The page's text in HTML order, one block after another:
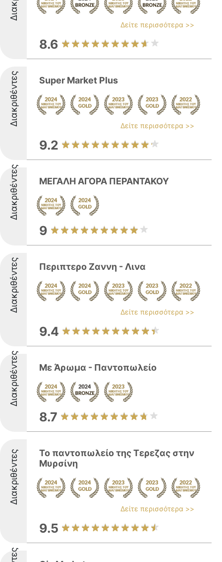
Δείτε περισσότερα >>
8.6
Διακριθέντες Super Market Plus
Δείτε περισσότερα >>
9.2
Διακριθέντες ΜΕΓΑΛΗ ΑΓΟΡΑ ΠΕΡΑΝΤΑΚΟΥ
9
Διακριθέντες Περιπτερο Ζαννη - Λινα
Δείτε περισσότερα >>
9.4
Διακριθέντες Με Άρωμα - Παντοπωλείο
8.7
Διακριθέντες
Το παντοπωλείο της Τερεζας στην
Μυρσίνη
Δείτε περισσότερα >>
9.5